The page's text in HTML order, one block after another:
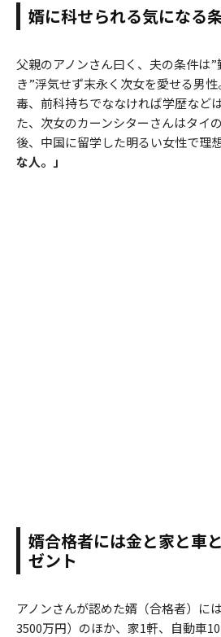
婿に科せられる気になる
父親のアノンさん曰く、夫の条件は
き”浮気せず末永く次女を愛せる男
毒、前科持ちでななければ学歴など
た、次女のカーンシターさんはタイ
後、中国に留学した明るい女性で理
な人。」
婿合格者には金と家と車
ゼント
アノンさんが認めた婿（合格者）に
3500万円）のほか、家1軒、自動車